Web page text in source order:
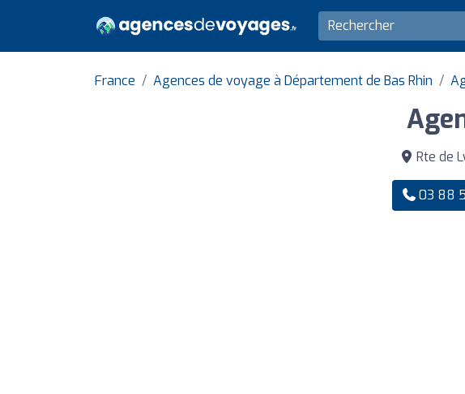
France Agences de voyage à Département de Bas Rhin
Rte de
03 88